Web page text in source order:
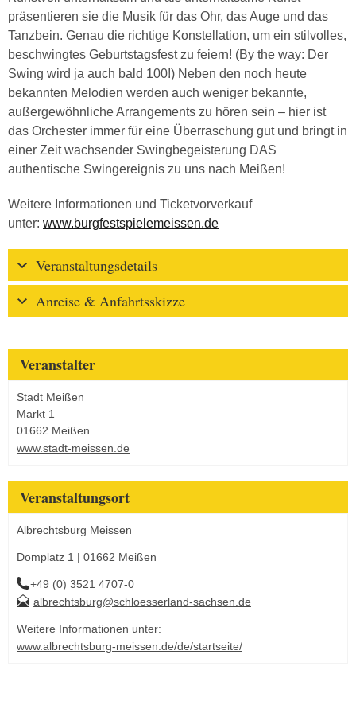
präsentieren sie die Musik für das Ohr, das Auge und das
Tanzbein. Genau die richtige Konstellation, um ein stilvolles,
beschwingtes Geburtstagsfest zu feiern! (By the way: Der
Swing wird ja auch bald 100!) Neben den noch heute
bekannten Melodien werden auch weniger bekannte,
außergewöhnliche Arrangements zu hören sein – hier ist
das Orchester immer für eine Überraschung gut und bringt in
einer Zeit wachsender Swingbegeisterung DAS
authentische Swingereignis zu uns nach Meißen!
Weitere Informationen und Ticketvorverkauf
unter: www.burgfestspielemeissen.de
Veranstaltungsdetails
Anreise & Anfahrtsskizze
Veranstalter
Stadt Meißen
Markt 1
01662 Meißen
www.stadt-meissen.de
Veranstaltungsort
Albrechtsburg Meissen
Domplatz 1 | 01662 Meißen
+49 (0) 3521 4707-0
albrechtsburg@schloesserland-sachsen.de
Weitere Informationen unter:
www.albrechtsburg-meissen.de/de/startseite/